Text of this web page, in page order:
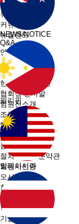
유학신문고
유학신문고
커뮤니티
NEWS/NOTICE
Q&A
언론보도
메뉴 백그라운드
KOSA 소개
한국유학협회란
협회장 인사말
임원진소개
조직도
역대회장단
회칙/정관
윤리강령
절차대행 표준약관
회원사인증
오시는길
회원사보기
정회원(유학원)
학교회원
기업회원
뉴질랜드
필리핀
말레이시아